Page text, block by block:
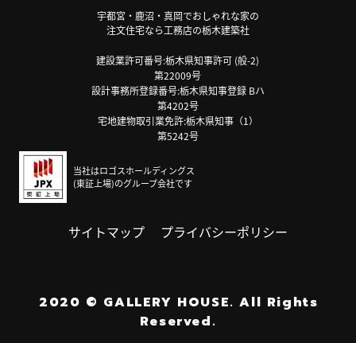
宇都宮・鹿沼・真岡でおしゃれな家の
注文住宅なら工務店の栃木建築社
建設業許可番号:栃木県知事許可 (般-2)
第22009号
設計事務所登録番号:栃木県知事登録 Bハ
第4202号
宅地建物取引業免許:栃木県知事（1）
第5242号
当社はロゴスホールディングス
(東証上場)のグループ会社です
サイトマップ プライバシーポリシー
2020 © GALLERY HOUSE. All Rights
Reserved.